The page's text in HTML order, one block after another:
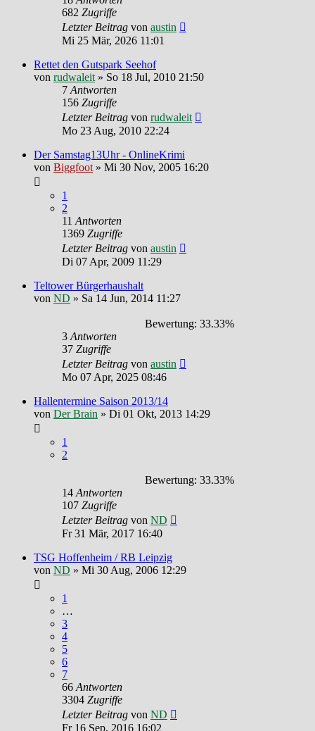
682 Zugriffe
Letzter Beitrag von austin
Mi 25 Mär, 2026 11:01
Rettet den Gutspark Seehof
von rudwaleit» So 18 Jul, 2010 21:50
7Antworten
156 Zugriffe
Letzter Beitrag von rudwaleit
Mo 23 Aug, 2010 22:24
Der Samstag13Uhr - OnlineKrimi
von Biggfoot» Mi 30 Nov, 2005 16:20
1
2
11Antworten
1369 Zugriffe
Letzter Beitrag von austin
Di 07 Apr, 2009 11:29
Teltower Bürgerhaushalt
von ND » Sa 14 Jun, 2014 11:27
Bewertung: 33.33%
3Antworten
37 Zugriffe
Letzter Beitrag von austin
Mo 07 Apr, 2025 08:46
Hallentermine Saison 2013/14
von Der Brain » Di 01 Okt, 2013 14:29
1
2
Bewertung: 33.33%
14Antworten
107 Zugriffe
Letzter Beitrag von ND
Fr 31 Mär, 2017 16:40
TSG Hoffenheim / RB Leipzig
von ND » Mi 30 Aug, 2006 12:29
1
…
3
4
5
6
7
66Antworten
3304 Zugriffe
Letzter Beitrag von ND
Fr 16 Sep, 2016 16:02